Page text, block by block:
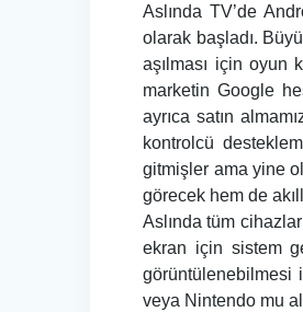
Aslında TV’de
olarak başladı.
aşılması için oyun
marketin Google
ayrıca satın
kontrolcü
gitmişler ama yine
görecek hem de
Aslında tüm
ekran için sistem
görüntülenebilmesi
veya Nintendo mu